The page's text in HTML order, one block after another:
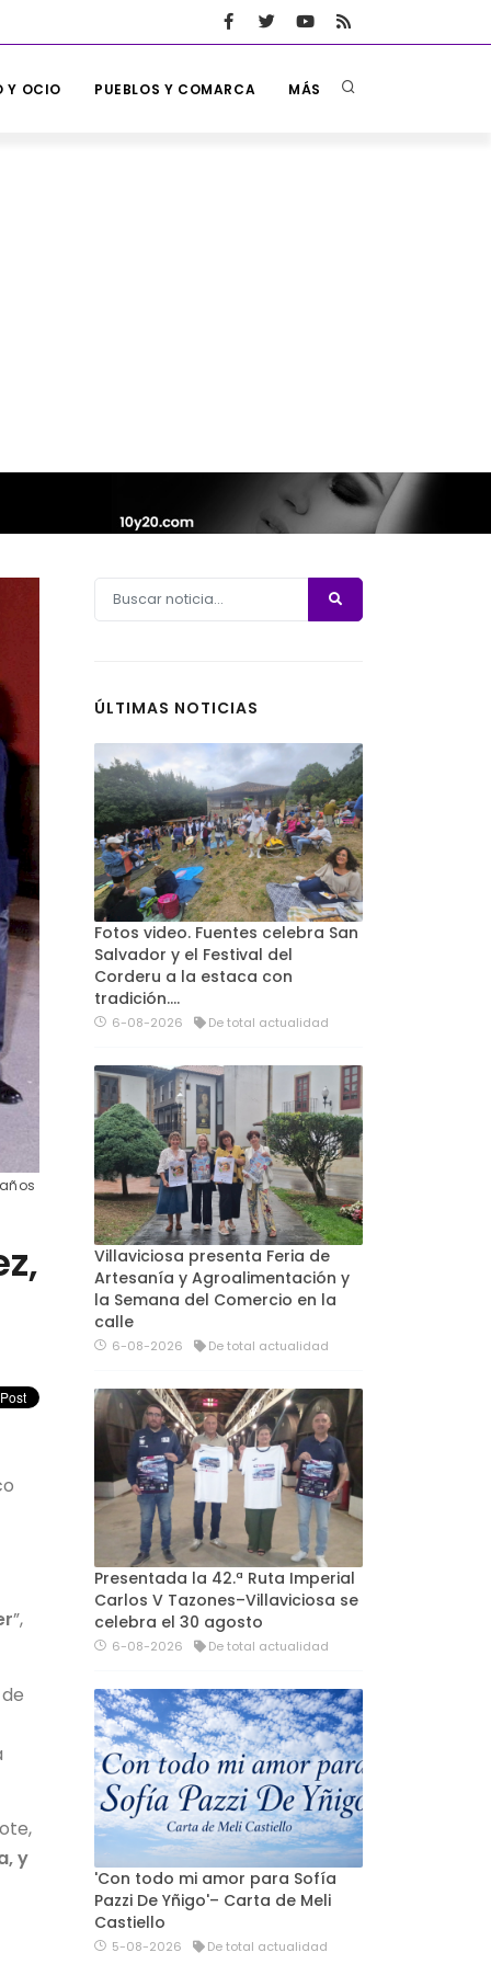
Y OCIO PUEBLOS Y COMARCA MÁS
”,
y
ÚLTIMAS NOTICIAS
Fotos video. Fuentes celebra San
Salvador y el Festival del
Corderu a la estaca con
tradición....
6-08-2026 De total actualidad
Villaviciosa presenta Feria de
Artesanía y Agroalimentación y
la Semana del Comercio en la
calle
6-08-2026 De total actualidad
Presentada la 42.ª Ruta Imperial
Carlos V Tazones–Villaviciosa se
celebra el 30 agosto
6-08-2026 De total actualidad
'Con todo mi amor para Sofía
Pazzi De Yñigo'– Carta de Meli
Castiello
5-08-2026 De total actualidad